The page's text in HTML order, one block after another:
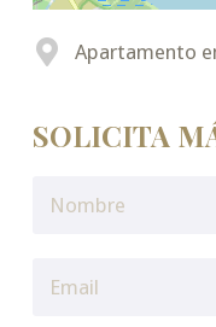
Apartamento
SOLICITA